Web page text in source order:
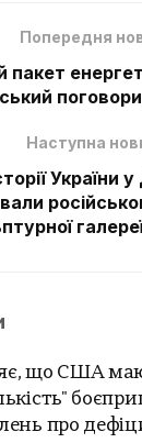
Попередня
Наступна
України
що США
про